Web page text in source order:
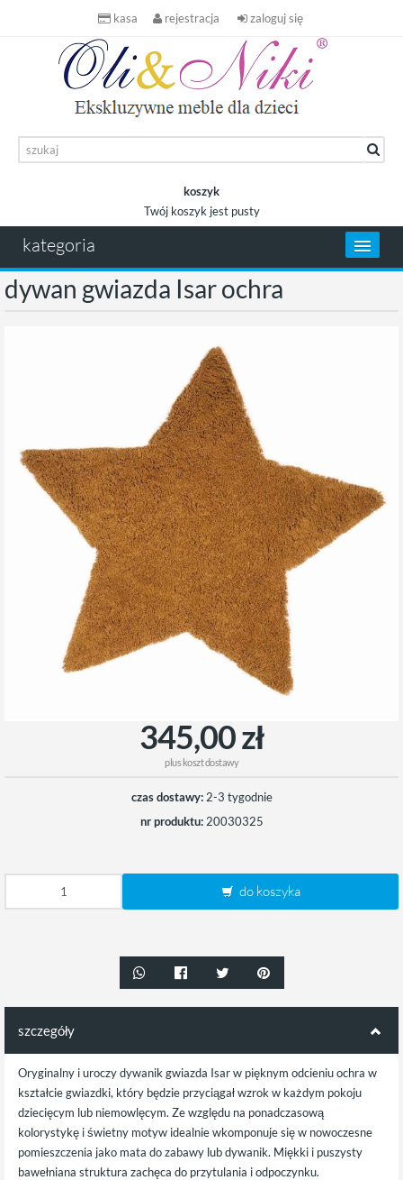
kasa rejestracja zaloguj się
koszyk
Twój koszyk jest pusty
kategoria
dywan gwiazda Isar ochra
345,00 zł
pluskoszt dostawy
czas dostawy: 2-3 tygodnie
nr produktu:20030325
do koszyka
szczegóły
Oryginalny i uroczy dywanik gwiazda Isar w pięknym odcieniu ochra w
kształcie gwiazdki, który będzie przyciągał wzrok w każdym pokoju
dziecięcym lub niemowlęcym. Ze względu na ponadczasową
kolorystykę i świetny motyw idealnie wkomponuje się w nowoczesne
pomieszczenia jako mata do zabawy lub dywanik. Miękki i puszysty
bawełniana struktura zachęca do przytulania i odpoczynku.